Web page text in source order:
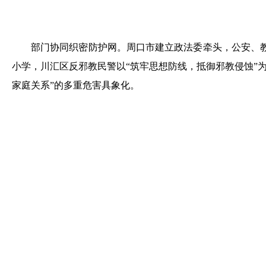
部门协同织密防护网。周口市建立政法委牵头，公安、
小学，川汇区反邪教民警以“筑牢思想防线，抵御邪教侵蚀”
家庭关系”的多重危害具象化。